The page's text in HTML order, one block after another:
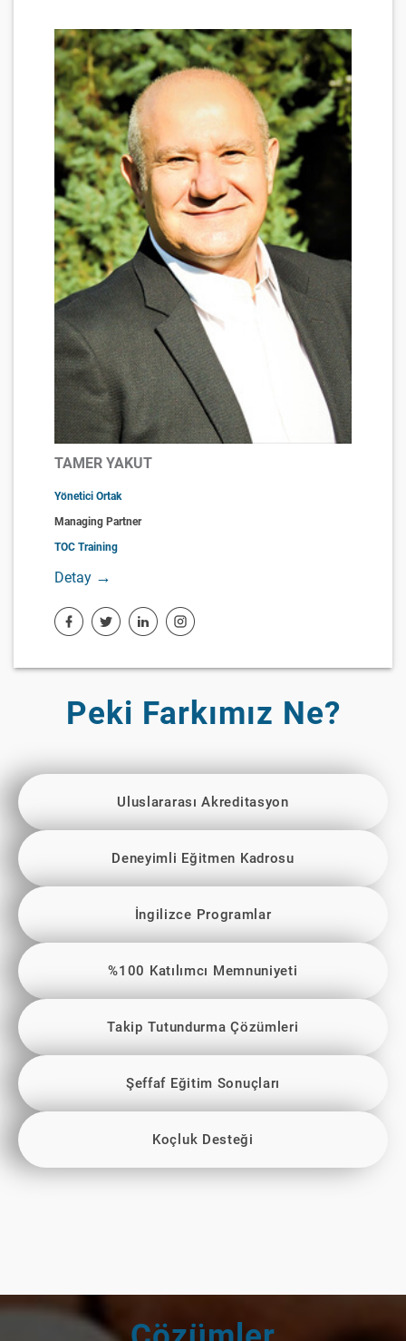
TAMER YAKUT
Yönetici Ortak
Managing Partner
TOC Training
Detay →
Peki Farkımız Ne?
Uluslararası Akreditasyon
Deneyimli Eğitmen Kadrosu
İngilizce Programlar
%100 Katılımcı Memnuniyeti
Takip Tutundurma Çözümleri
Şeffaf Eğitim Sonuçları
Koçluk Desteği